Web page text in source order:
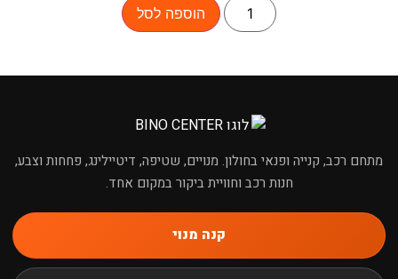
מחפשים מוצר לרכב? ×
הוספה לסל
מתחם רכב, קנייה ופנאי בחולון. מנויים, שטיפה, דיטיילינג, פחחות וצבע,
חנות רכב וחוויית ביקור במקום אחד.
קנה מנוי